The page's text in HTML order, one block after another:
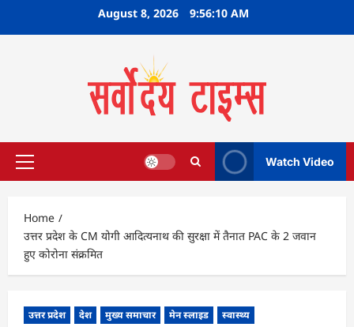
August 8, 2026 9:56:11 AM
Primary
Watch Video
Home
उत्तर प्रदेश के CM योगी आदित्यनाथ की सुरक्षा में तैनात PAC के 2 जवान
हुए कोरोना संक्रमित
उत्तर प्रदेश देश मुख्य समाचार मेन स्लाइड स्वास्थ्य